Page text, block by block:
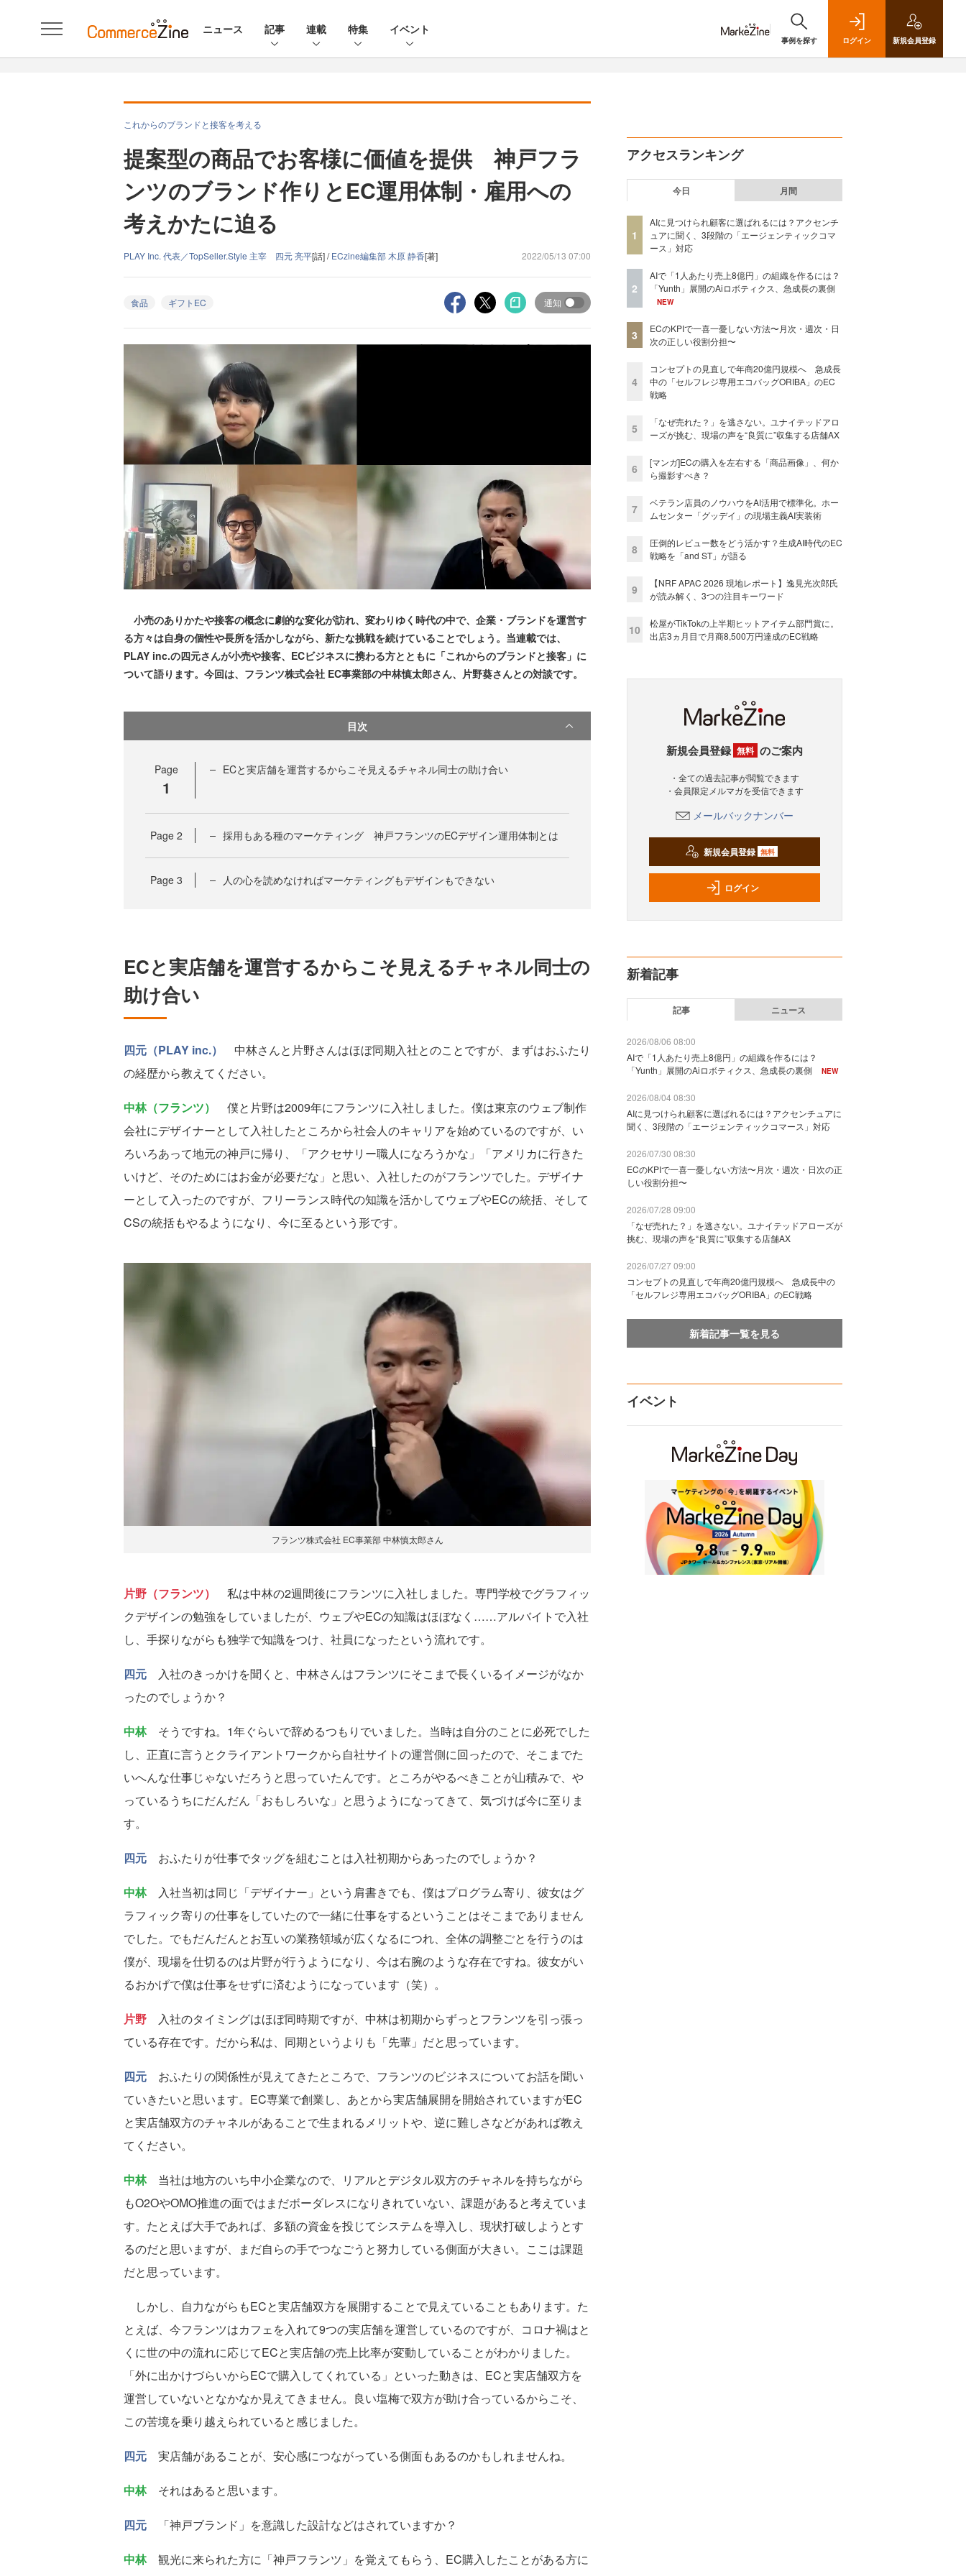
ニュース 記事 連載 特集 イベント
事例を探す ログイン 新規会員登録
これからのブランドと接客を考える
提案型の商品でお客様に価値を提供 神戸フラ
ンツのブランド作りとEC運用体制・雇用への
考えかたに迫る
PLAY Inc. 代表／TopSeller.Style 主宰 四元 亮平[話] /ECzine編集部 木原 静香[著] 2022/05/13 07:00
食品 ギフトEC 通知
小売のありかたや接客の概念に劇的な変化が訪れ、変わりゆく時代の中で、企業・ブランドを運営す
る方々は自身の個性や長所を活かしながら、新たな挑戦を続けていることでしょう。当連載では、
PLAY inc.の四元さんが小売や接客、ECビジネスに携わる方とともに「これからのブランドと接客」に
ついて語ります。今回は、フランツ株式会社 EC事業部の中林慎太郎さん、片野葵さんとの対談です。
目次
Page
1
ECと実店舗を運営するからこそ見えるチャネル同士の助け合い
Page 2 採用もある種のマーケティング 神戸フランツのECデザイン運用体制とは
Page 3 人の心を読めなければマーケティングもデザインもできない
ECと実店舗を運営するからこそ見えるチャネル同士の
助け合い
四元（PLAY inc.）
中林さんと片野さんはほぼ同期入社とのことですが、まずはおふたり
の経歴から教えてください。
中林（フランツ）
僕と片野は2009年にフランツに入社しました。僕は東京のウェブ制作
会社にデザイナーとして入社したところから社会人のキャリアを始めているのですが、い
ろいろあって地元の神戸に帰り、「アクセサリー職人になろうかな」「アメリカに行きた
いけど、そのためにはお金が必要だな」と思い、入社したのがフランツでした。デザイナ
ーとして入ったのですが、フリーランス時代の知識を活かしてウェブやECの統括、そして
CSの統括もやるようになり、今に至るという形です。
フランツ株式会社 EC事業部 中林慎太郎さん
片野（フランツ）
私は中林の2週間後にフランツに入社しました。専門学校でグラフィッ
クデザインの勉強をしていましたが、ウェブやECの知識はほぼなく……アルバイトで入社
し、手探りながらも独学で知識をつけ、社員になったという流れです。
四元 入社のきっかけを聞くと、中林さんはフランツにそこまで長くいるイメージがなか
ったのでしょうか？
中林そうですね。1年ぐらいで辞めるつもりでいました。当時は自分のことに必死でした
し、正直に言うとクライアントワークから自社サイトの運営側に回ったので、そこまでた
いへんな仕事じゃないだろうと思っていたんです。ところがやるべきことが山積みで、や
っているうちにだんだん「おもしろいな」と思うようになってきて、気づけば今に至りま
す。
四元 おふたりが仕事でタッグを組むことは入社初期からあったのでしょうか？
中林入社当初は同じ「デザイナー」という肩書きでも、僕はプログラム寄り、彼女はグ
ラフィック寄りの仕事をしていたので一緒に仕事をするということはそこまでありません
でした。でもだんだんとお互いの業務領域が広くなるにつれ、全体の調整ごとを行うのは
僕が、現場を仕切るのは片野が行うようになり、今は右腕のような存在ですね。彼女がい
るおかげで僕は仕事をせずに済むようになっています（笑）。
片野 入社のタイミングはほぼ同時期ですが、中林は初期からずっとフランツを引っ張っ
ている存在です。だから私は、同期というよりも「先輩」だと思っています。
四元 おふたりの関係性が見えてきたところで、フランツのビジネスについてお話を聞い
ていきたいと思います。EC専業で創業し、あとから実店舗展開を開始されていますがEC
と実店舗双方のチャネルがあることで生まれるメリットや、逆に難しさなどがあれば教え
てください。
中林当社は地方のいち中小企業なので、リアルとデジタル双方のチャネルを持ちながら
もO2OやOMO推進の面ではまだボーダレスになりきれていない、課題があると考えていま
す。たとえば大手であれば、多額の資金を投じてシステムを導入し、現状打破しようとす
るのだと思いますが、まだ自らの手でつなごうと努力している側面が大きい。ここは課題
だと思っています。
しかし、自力ながらもECと実店舗双方を展開することで見えていることもあります。た
とえば、今フランツはカフェを入れて9つの実店舗を運営しているのですが、コロナ禍はと
くに世の中の流れに応じてECと実店舗の売上比率が変動していることがわかりました。
「外に出かけづらいからECで購入してくれている」といった動きは、ECと実店舗双方を
運営していないとなかなか見えてきません。良い塩梅で双方が助け合っているからこそ、
この苦境を乗り越えられていると感じました。
四元 実店舗があることが、安心感につながっている側面もあるのかもしれませんね。
中林それはあると思います。
四元 「神戸ブランド」を意識した設計などはされていますか？
中林観光に来られた方に「神戸フランツ」を覚えてもらう、EC購入したことがある方に
アクセスランキング
今日 月間
1
AIに見つけられ顧客に選ばれるには？アクセンチ
ュアに聞く、3段階の「エージェンティックコマ
ース」対応
2
AIで「1人あたり売上8億円」の組織を作るには？
「Yunth」展開のAiロボティクス、急成長の裏側
NEW
3
ECのKPIで一喜一憂しない方法〜月次・週次・日
次の正しい役割分担〜
4
コンセプトの見直しで年商20億円規模へ 急成長
中の「セルフレジ専用エコバッグORIBA」のEC
戦略
5
「なぜ売れた？」を逃さない。ユナイテッドアロ
ーズが挑む、現場の声を“良質に”収集する店舗AX
6
[マンガ]ECの購入を左右する「商品画像」、何か
ら撮影すべき？
7
ベテラン店員のノウハウをAI活用で標準化。ホー
ムセンター「グッデイ」の現場主義AI実装術
8
圧倒的レビュー数をどう活かす？生成AI時代のEC
戦略を「and ST」が語る
9
【NRF APAC 2026 現地レポート】逸見光次郎氏
が読み解く、3つの注目キーワード
10
松屋がTikTokの上半期ヒットアイテム部門賞に。
出店3ヵ月目で月商8,500万円達成のEC戦略
新規会員登録 無料 のご案内
・全ての過去記事が閲覧できます
・会員限定メルマガを受信できます
メールバックナンバー
新規会員登録 無料
ログイン
新着記事
記事 ニュース
2026/08/06 08:00
AIで「1人あたり売上8億円」の組織を作るには？
「Yunth」展開のAiロボティクス、急成長の裏側
NEW
2026/08/04 08:30
AIに見つけられ顧客に選ばれるには？アクセンチュアに
聞く、3段階の「エージェンティックコマース」対応
2026/07/30 08:30
ECのKPIで一喜一憂しない方法〜月次・週次・日次の正
しい役割分担〜
2026/07/28 09:00
「なぜ売れた？」を逃さない。ユナイテッドアローズが
挑む、現場の声を“良質に”収集する店舗AX
2026/07/27 09:00
コンセプトの見直しで年商20億円規模へ 急成長中の
「セルフレジ専用エコバッグORIBA」のEC戦略
新着記事一覧を見る
イベント